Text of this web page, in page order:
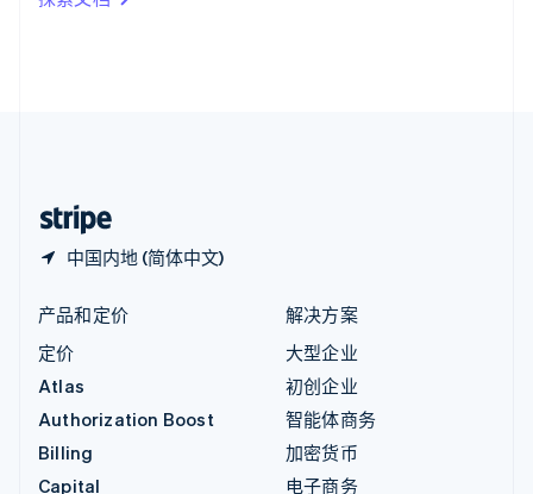
中国内地 (简体中文)
English
产品和定价
定价
Atlas
Authorization Boost
Billing
Capital
解决方案
大型企业
初创企业
智能体商务
加密货币
电子商务